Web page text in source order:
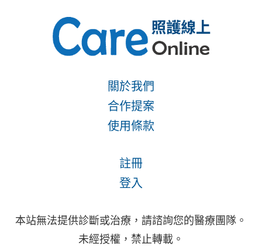
關於我們
合作提案
使用條款
註冊
登入
本站無法提供診斷或治療，請諮詢您的醫療團隊。
未經授權，禁止轉載。